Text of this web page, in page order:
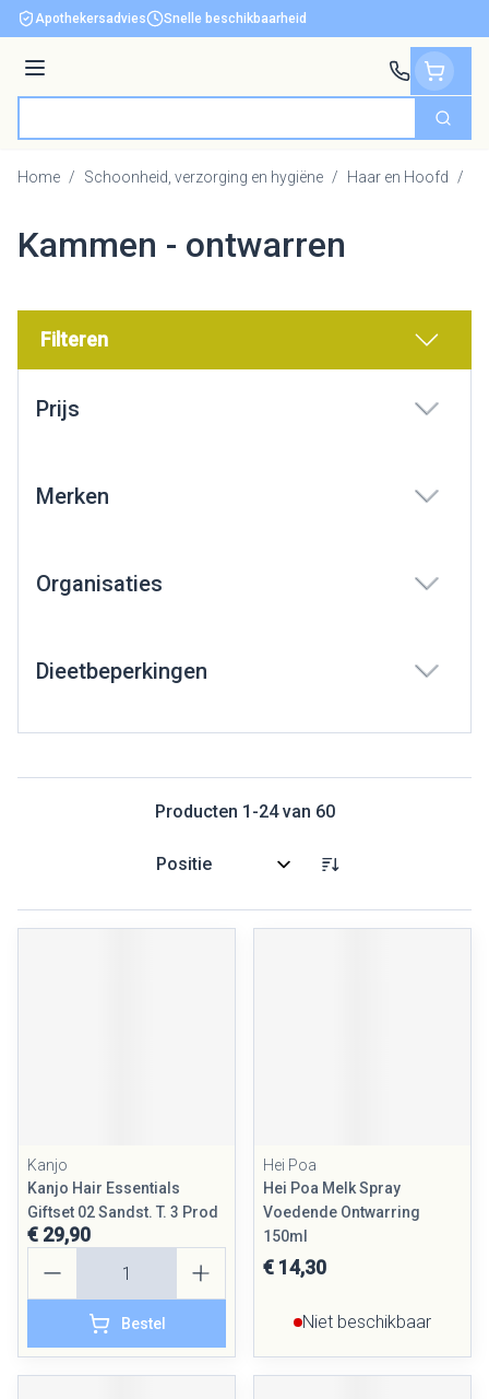
Ga naar de inhoud
Apothekersadvies Snelle beschikbaarheid
Menu
Zoek
Home / Schoonheid, verzorging en hygiëne / Haar en Hoofd /
Kammen - ontwarren
Filteren
Prijs
Merken
Organisaties
Dieetbeperkingen
Producten 1 -24van 60
Sorteer op:
Kanjo
Kanjo Hair Essentials
Giftset 02 Sandst. T. 3 Prod
€ 29,90
Bestel
Hei Poa
Hei Poa Melk Spray
Voedende Ontwarring
150ml
€ 14,30
Niet beschikbaar